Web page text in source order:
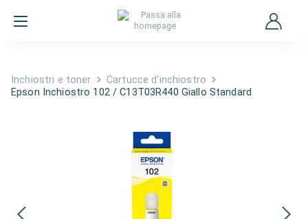
Inchiostri e toner
Cartucce d'inchiostro
Epson Inchiostro 102 / C13T03R440 Giallo Standard